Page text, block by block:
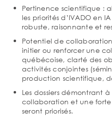
Pertinence scientifique :
les priorités d’IVADO en
robuste, raisonnante et
Potentiel de
initier ou renforcer une
québécoise, clarté des
activités conjointes
production scientifique,
Les dossiers démontrant
collaboration et une
seront priorisés.